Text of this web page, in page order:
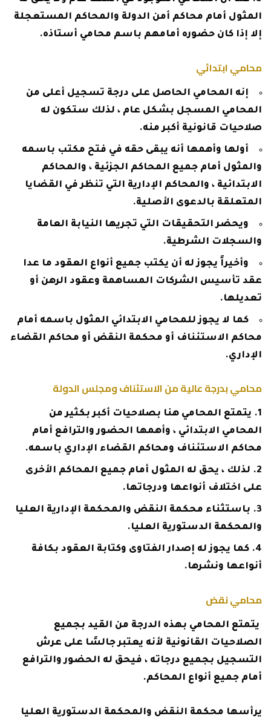
المثول أمام محاكم أمن الدولة والمحاكم المستعجلة
إلا إذا كان حضوره أمامهم باسم محامي أستاذه.
محامي ابتدائي
إنه المحامي الحاصل على درجة تسجيل أعلى من
المحامي المسجل بشكل عام ، لذلك ستكون له
صلاحيات قانونية أكبر منه.
أولها وأهمها أنه يبقى حقه في فتح مكتب باسمه
والمثول أمام جميع المحاكم الجزئية ، والمحاكم
الابتدائية ، والمحاكم الإدارية التي تنظر في القضايا
المتعلقة بالدعوى الأصلية.
ويحضر التحقيقات التي تجريها النيابة العامة
والسجلات الشرطية.
وأخيراً يجوز له أن يكتب جميع أنواع العقود ما عدا
عقد تأسيس الشركات المساهمة وعقود الرهن أو
تعديلها.
كما لا يجوز للمحامي الابتدائي المثول باسمه أمام
محاكم الاستئناف أو محكمة النقض أو محاكم القضاء
الإداري.
محامي بدرجة عالية من الاستئناف ومجلس الدولة
يتمتع المحامي هنا بصلاحيات أكبر بكثير من
المحامي الابتدائي ، وأهمها الحضور والترافع أمام
محاكم الاستئناف ومحاكم القضاء الإداري باسمه.
لذلك ، يحق له المثول أمام جميع المحاكم الأخرى
على اختلاف أنواعها ودرجاتها.
باستثناء محكمة النقض والمحكمة الإدارية العليا
والمحكمة الدستورية العليا.
كما يجوز له إصدار الفتاوى وكتابة العقود بكافة
أنواعها ونشرها.
محامي نقض
يتمتع المحامي بهذه الدرجة من القيد بجميع
الصلاحيات القانونية لأنه يعتبر جالسًا على عرش
التسجيل بجميع درجاته ، فيحق له الحضور والترافع
أمام جميع أنواع المحاكم.
يرأسها محكمة النقض والمحكمة الدستورية العليا